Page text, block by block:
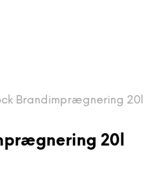
Brandimprægnering 20l
20l